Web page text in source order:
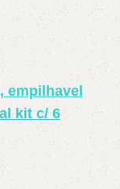
empilhavel
kit c/ 6